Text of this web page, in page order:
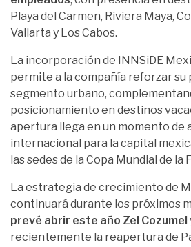
Playa del Carmen, Riviera Maya,
Vallarta y Los Cabos.
La incorporación de INNSiDE
permite a la compañía reforzar su
segmento urbano,
posicionamiento en destinos
apertura llega en un momento de
internacional para la capital
las sedes de la Copa Mundial de la
La estrategia de crecimiento de
continuará durante los próximos
prevé abrir este año Zel Cozumel
recientemente la reapertura de